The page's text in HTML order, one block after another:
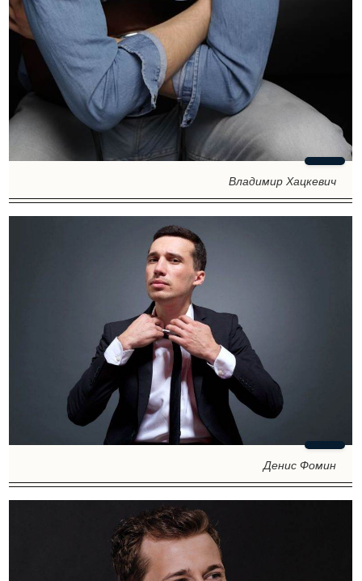
Владимир Хацкевич
Денис Фомин